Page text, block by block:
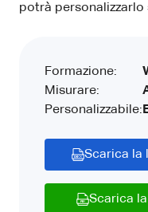
potrà personalizzarlo
Formazione:
Misurare:
Personalizzabile:
Scarica la
Scarica